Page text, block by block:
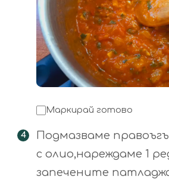
Маркирай готово
Подмазваме
с олио,нареждаме 1
запечените